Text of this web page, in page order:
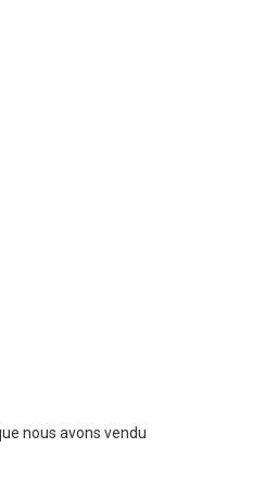
nous avons vendu